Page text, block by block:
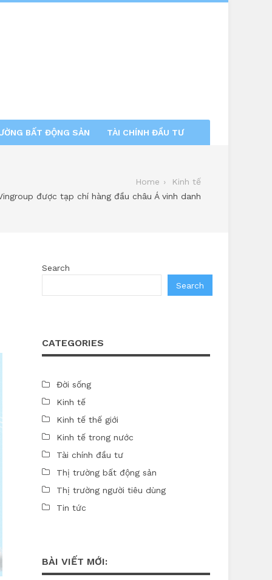
BẤT ĐỘNG SẢN TÀI CHÍNH ĐẦU TƯ
Home
Kinh tế
được tạp chí hàng đầu châu Á vinh danh
Search
Search
CATEGORIES
Đời sống
Kinh tế
Kinh tế thế giới
Kinh tế trong nước
Tài chính đầu tư
Thị trường bất động sản
Thị trường người tiêu dùng
Tin tức
BÀI VIẾT MỚI: